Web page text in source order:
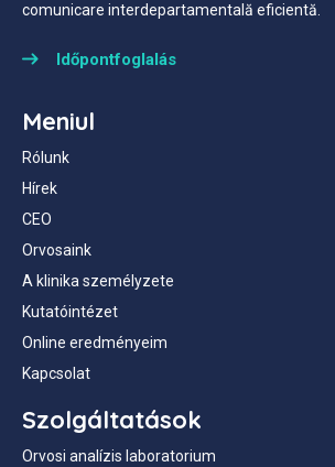
comunicare interdepartamentală eficientă.
Időpontfoglalás
Meniul
Rólunk
Hírek
CEO
Orvosaink
A klinika személyzete
Kutatóintézet
Online eredményeim
Kapcsolat
Szolgáltatások
Orvosi analízis laboratorium